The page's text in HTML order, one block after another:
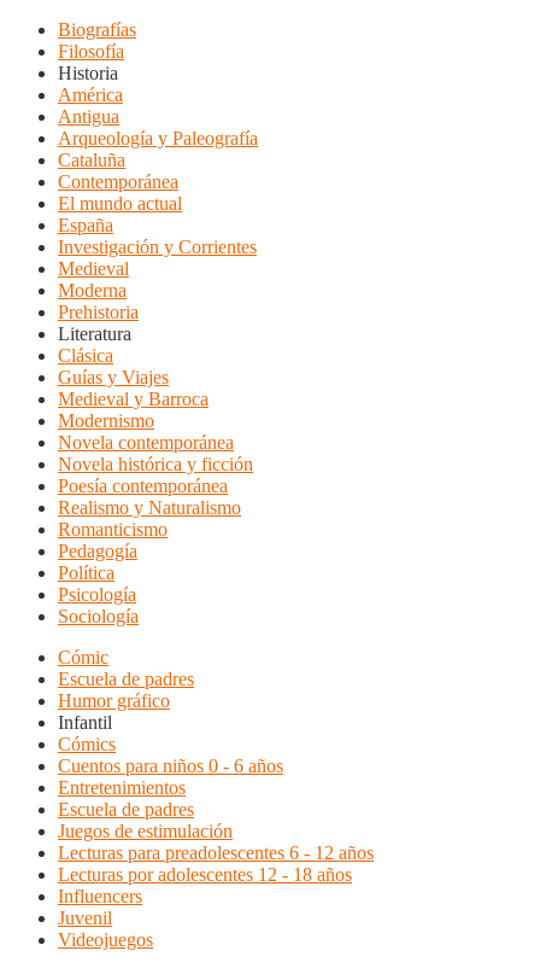
Biografías
Filosofía
Historia
América
Antigua
Arqueología y Paleografía
Cataluña
Contemporánea
El mundo actual
España
Investigación y Corrientes
Medieval
Moderna
Prehistoria
Literatura
Clásica
Guías y Viajes
Medieval y Barroca
Modernismo
Novela contemporánea
Novela histórica y ficción
Poesía contemporánea
Realismo y Naturalismo
Romanticismo
Pedagogía
Política
Psicología
Sociología
Cómic
Escuela de padres
Humor gráfico
Infantil
Cómics
Cuentos para niños 0 - 6 años
Entretenimientos
Escuela de padres
Juegos de estimulación
Lecturas para preadolescentes 6 - 12 años
Lecturas por adolescentes 12 - 18 años
Influencers
Juvenil
Videojuegos